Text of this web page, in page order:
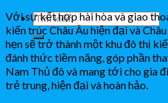
Với sự kết hợp hài hòa và giao
kiến trúc Châu Âu hiện đại và
hẹn sẽ trở thành một khu đô thị
đánh thức tiềm năng, góp phần
Nam Thủ đô và mang tới cho gia
trẻ trung, hiện đại và hoàn hảo.